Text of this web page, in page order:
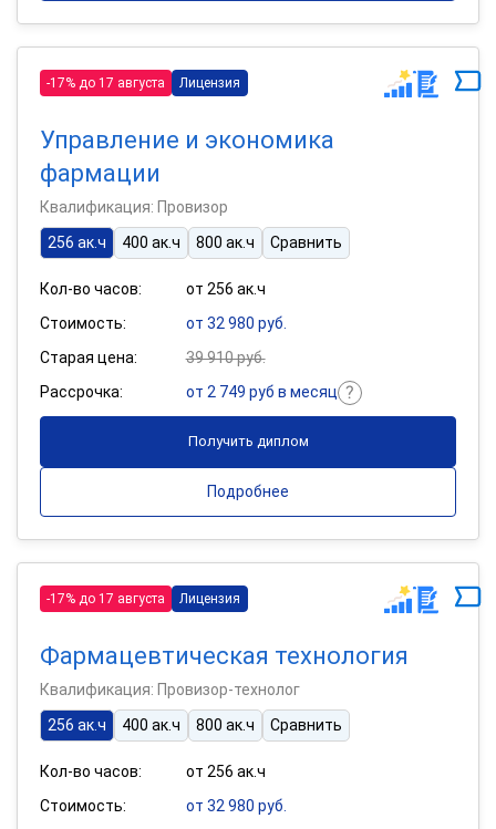
-17% до 17 августа Лицензия
Управление и экономика
фармации
Квалификация: Провизор
256 ак.ч
400 ак.ч 800 ак.ч Сравнить
Кол-во часов:
от 256 ак.ч
Стоимость:
от 32 980 руб.
Старая цена:
39 910 руб.
Рассрочка:
от 2 749 руб в месяц
Получить диплом
Подробнее
-17% до 17 августа Лицензия
Фармацевтическая технология
Квалификация: Провизор-технолог
256 ак.ч
400 ак.ч 800 ак.ч Сравнить
Кол-во часов:
от 256 ак.ч
Стоимость:
от 32 980 руб.